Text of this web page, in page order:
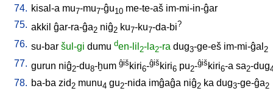
74. kisal-a mu7-mu7-ĝu10 me-te-aš im-mi-in-ĝar
75. akkil ĝar-ra-ĝa2 niĝ2 ku7-ku7-da-bi?
76. su-bar šul-gi dumu den-lil 2-la2-ra dug3-ge-eš im-mi-ĝal 2
77. gurun niĝ2-du8-ḫum ĝiš kiri6-ĝiš kiri6 pu2-ĝiš kiri6-a sa2-dug
78. ba-ba zid 2 munu4 gu2-nida imĝaĝa niĝ2 ka dug3-ge-ĝa2